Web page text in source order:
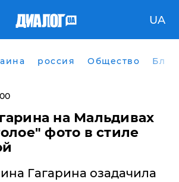
UA
россия Общество
на Мальдивах
фото в стиле
Гагарина озадачила